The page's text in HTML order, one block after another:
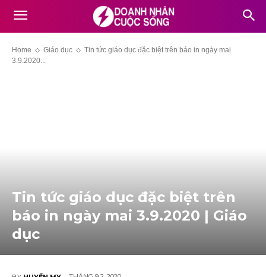
Home Giáo dục
Tin tức giáo dục đặc biệt trên báo in ngày mai
3.9.2020...
Tin tức giáo dục đặc biệt trên
báo in ngày mai 3.9.2020 | Giáo
dục